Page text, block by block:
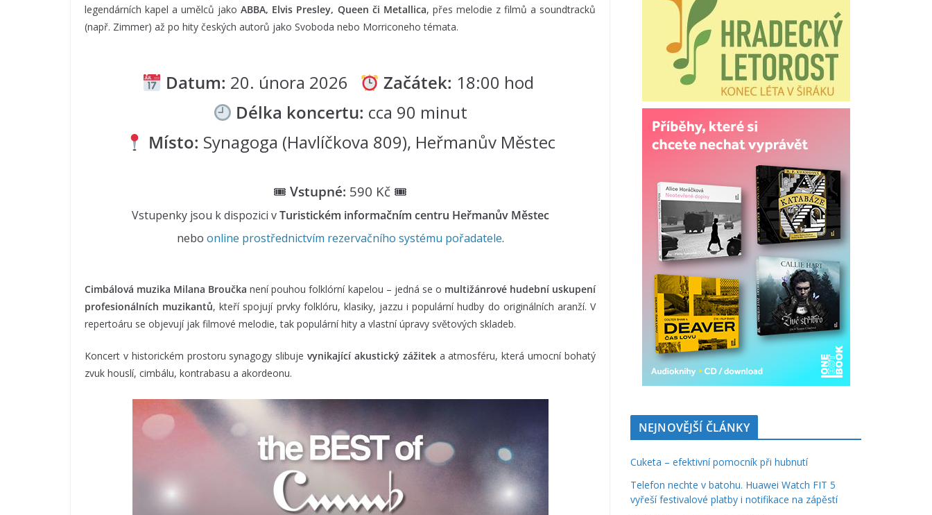
legendárních kapel a umělců jakoABBA, Elvis Presley, Queen či Metallica, přes melodie z filmů a soundtracků
(např. Zimmer) až po hity českých autorů jako Svoboda nebo Morriconeho témata.
Datum: 20. února 2026 Začátek: 18:00 hod
Délka koncertu: cca 90 minut
Místo: Synagoga (Havlíčkova 809), Heřmanův Městec
🎟 Vstupné: 590 Kč 🎟
Vstupenky jsou k dispozici vTuristickém informačním centru Heřmanův Městec
nebo online prostřednictvím rezervačního systému pořadatele.
Cimbálová muzika Milana Broučka není pouhou folklórní kapelou – jedná se o multižánrové hudební uskupení
profesionálních muzikantů, kteří spojují prvky folklóru, klasiky, jazzu i populární hudby do originálních aranží. V
repertoáru se objevují jak filmové melodie, tak populární hity a vlastní úpravy světových skladeb.
Koncert v historickém prostoru synagogy slibujevynikající akustický zážiteka atmosféru, která umocní bohatý
zvuk houslí, cimbálu, kontrabasu a akordeonu.
NEJNOVĚJŠÍ ČLÁNKY
Cuketa – efektivní pomocník při hubnutí
Telefon nechte v batohu. Huawei Watch FIT 5
vyřeší festivalové platby i notifikace na zápěstí